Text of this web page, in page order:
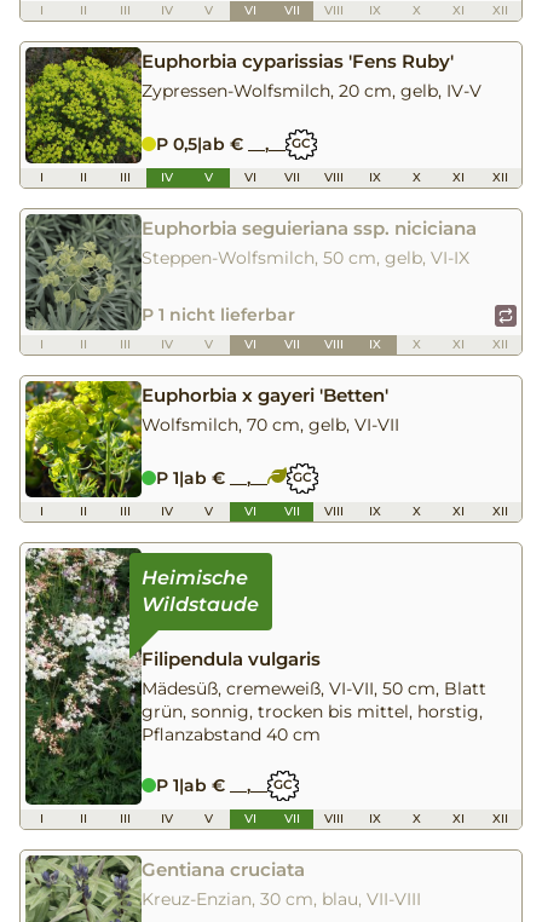
I II III IV V VI VII VIII IX X XI XII
Euphorbia cyparissias 'Fens Ruby'
Zypressen-Wolfsmilch, 20 cm, gelb, IV-V
P 0,5|ab € __,__ GC
I II III IV V VI VII VIII IX X XI XII
Euphorbia seguieriana ssp. niciciana
Steppen-Wolfsmilch, 50 cm, gelb, VI-IX
P 1 nicht lieferbar
I II III IV V VI VII VIII IX X XI XII
Euphorbia x gayeri 'Betten'
Wolfsmilch, 70 cm, gelb, VI-VII
P 1|ab € __,__ GC
I II III IV V VI VII VIII IX X XI XII
Filipendula vulgaris
Mädesüß, cremeweiß, VI-VII, 50 cm, Blatt
grün, sonnig, trocken bis mittel, horstig,
Pflanzabstand 40 cm
P 1|ab € __,__ GC
I II III IV V VI VII VIII IX X XI XII
Gentiana cruciata
Kreuz-Enzian, 30 cm, blau, VII-VIII